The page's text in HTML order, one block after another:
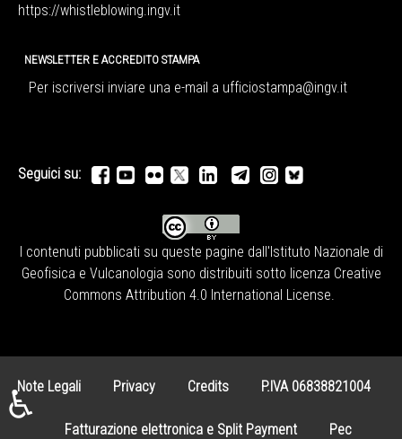
https://whistleblowing.ingv. it
NEWSLETTER E ACCREDITO STAMPA
Per iscriversi inviare una e-mail a ufficiostampa@ingv.it
Seguici su:
I contenuti pubblicati su queste pagine dall'Istituto Nazionale di
Geofisica e Vulcanologia sono distribuiti sotto licenza Creative
Commons Attribution 4.0 International License
Note Legali Privacy Credits P.IVA 06838821004
Fatturazione elettronica e Split Payment Pec